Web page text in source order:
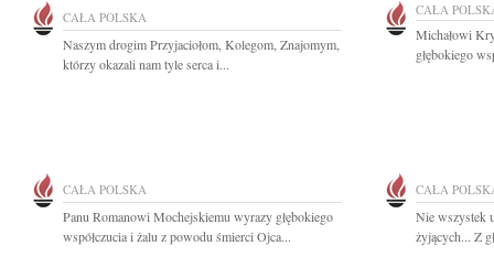
CAŁA POLSKA
Naszym drogim Przyjaciołom, Kolegom, Znajomym,
którzy okazali nam tyle serca i...
CAŁA
Michałowi
głębokiego
CAŁA POLSKA
Panu Romanowi Mochejskiemu wyrazy głębokiego
współczucia i żalu z powodu śmierci Ojca...
CAŁA
Nie wszystek
żyjących... Z